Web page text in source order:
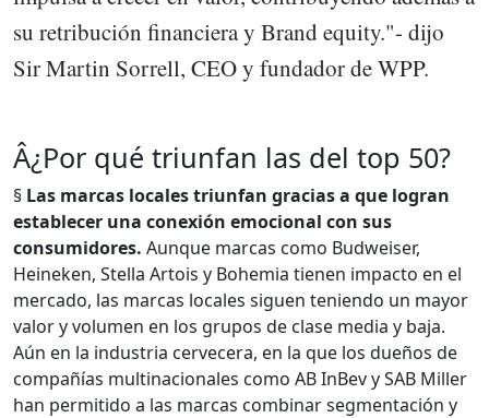
su retribución financiera y Brand equity."- dijo
Sir Martin Sorrell, CEO y fundador de WPP.
Â¿Por qué triunfan las del top 50?
§ Las marcas locales triunfan gracias a que logran
establecer una conexión emocional con sus
consumidores. Aunque marcas como Budweiser,
Heineken, Stella Artois y Bohemia tienen impacto en el
mercado, las marcas locales siguen teniendo un mayor
valor y volumen en los grupos de clase media y baja.
Aún en la industria cervecera, en la que los dueños de
compañías multinacionales como AB InBev y SAB Miller
han permitido a las marcas combinar segmentación y